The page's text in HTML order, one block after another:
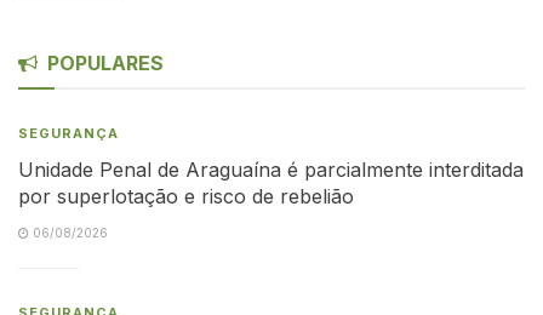
POPULARES
SEGURANÇA
Unidade Penal de Araguaína é parcialmente interditada
por superlotação e risco de rebelião
06/08/2026